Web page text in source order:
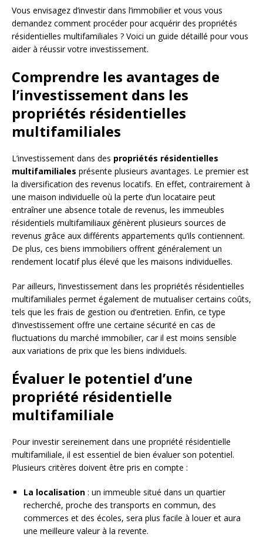
Vous envisagez d’investir dans l’immobilier et vous vous
demandez comment procéder pour acquérir des propriétés
résidentielles multifamiliales ? Voici un guide détaillé pour vous
aider à réussir votre investissement.
Comprendre les avantages de
l’investissement dans les
propriétés résidentielles
multifamiliales
L’investissement dans des propriétés résidentielles
multifamiliales présente plusieurs avantages. Le premier est
la diversification des revenus locatifs. En effet, contrairement à
une maison individuelle où la perte d’un locataire peut
entraîner une absence totale de revenus, les immeubles
résidentiels multifamiliaux génèrent plusieurs sources de
revenus grâce aux différents appartements qu’ils contiennent.
De plus, ces biens immobiliers offrent généralement un
rendement locatif plus élevé que les maisons individuelles.
Par ailleurs, l’investissement dans les propriétés résidentielles
multifamiliales permet également de mutualiser certains coûts,
tels que les frais de gestion ou d’entretien. Enfin, ce type
d’investissement offre une certaine sécurité en cas de
fluctuations du marché immobilier, car il est moins sensible
aux variations de prix que les biens individuels.
Évaluer le potentiel d’une
propriété résidentielle
multifamiliale
Pour investir sereinement dans une propriété résidentielle
multifamiliale, il est essentiel de bien évaluer son potentiel.
Plusieurs critères doivent être pris en compte :
La localisation : un immeuble situé dans un quartier
recherché, proche des transports en commun, des
commerces et des écoles, sera plus facile à louer et aura
une meilleure valeur à la revente.